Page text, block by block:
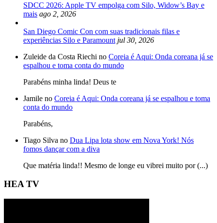
SDCC 2026: Apple TV empolga com Silo, Widow’s Bay e
mais ago 2, 2026
San Diego Comic Con com suas tradicionais filas e
experiências Silo e Paramount jul 30, 2026
Zuleide da Costa Riechi no Coreia é Aqui: Onda coreana já se
espalhou e toma conta do mundo
Parabéns minha linda! Deus te
Jamile no Coreia é Aqui: Onda coreana já se espalhou e toma
conta do mundo
Parabéns,
Tiago Silva no Dua Lipa lota show em Nova York! Nós
fomos dançar com a diva
Que matéria linda!! Mesmo de longe eu vibrei muito por (...)
HEA TV